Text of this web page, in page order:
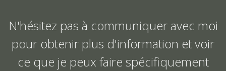
N'hésitez pas à communiquer avec moi
pour obtenir plus d'information et voir
ce que je peux faire spécifiquement